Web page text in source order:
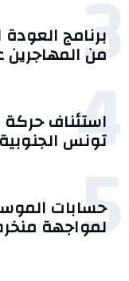
3
برنامج
من المهاجرين
4
استئناف حركة
تونس الجنوبية
5
حسابات
لمواجهة